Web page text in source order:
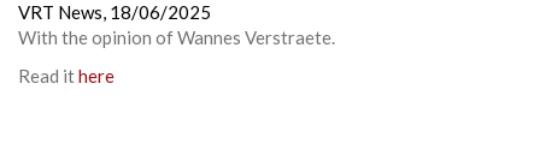
VRT News, 18/06/2025
With the opinion of Wannes Verstraete.
Read ithere